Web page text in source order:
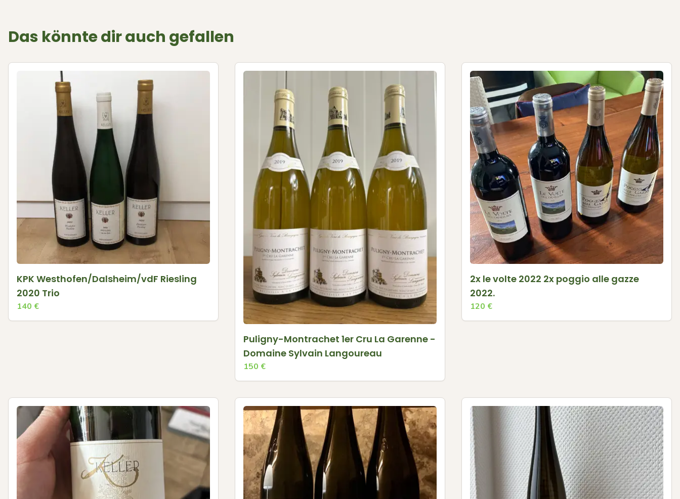
Das könnte dir auch gefallen
KPK Westhofen/Dalsheim/vdF Riesling
2020 Trio
140 €
Puligny-Montrachet 1er Cru La Garenne -
Domaine Sylvain Langoureau
150 €
2x le volte 2022 2x poggio alle gazze
2022.
120 €